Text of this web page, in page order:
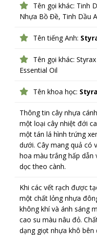
Tên gọi khác: Tinh
Nhựa Bồ Đề, Tinh Dầu
Tên tiếng Anh:
Tên gọi khác:
Essential Oil
Tên khoa học:
Thông tin cây nhựa
một loại cây nhiệt đới
một tán lá hình trứng
dưới. Cây mang quả có
hoa màu trắng hấp dẫn
dọc theo cành.
Khi các vết rạch được
một chất lỏng nhựa
không khí và ánh sáng
cao su màu nâu đỏ.
dạng giọt nhựa khô bên